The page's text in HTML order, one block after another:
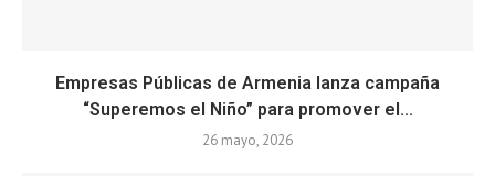
Empresas Públicas de Armenia lanza campaña
“Superemos el Niño” para promover el...
26 mayo, 2026